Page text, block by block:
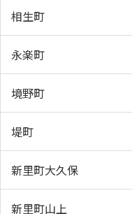
相生町
永楽町
境野町
堤町
新里町大久保
新里町山上